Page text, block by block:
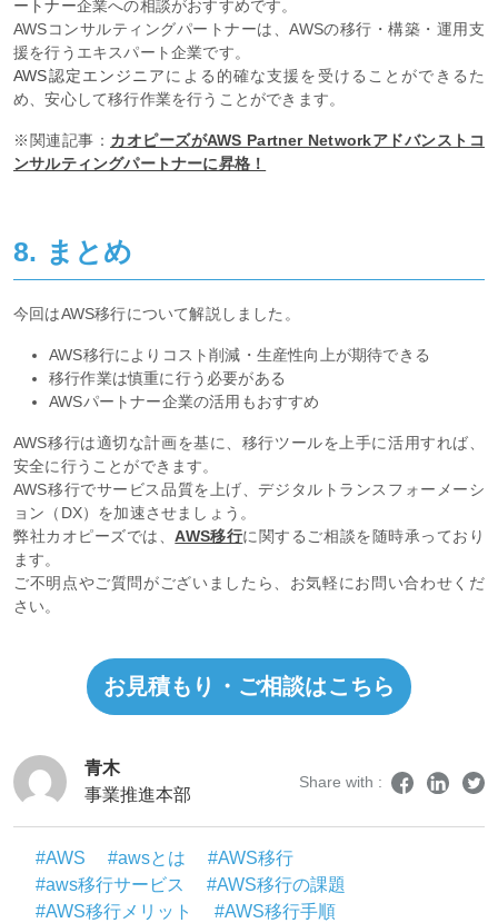
ートナー企業への相談がおすすめです。
AWSコンサルティングパートナーは、AWSの移行・構築・運用支
援を行うエキスパート企業です。
AWS認定エンジニアによる的確な支援を受けることができるた
め、安心して移行作業を行うことができます。
※関連記事： カオピーズがAWS Partner Networkアドバンストコ
ンサルティングパートナーに昇格！
8. まとめ
今回はAWS移行について解説しました。
AWS移行によりコスト削減・生産性向上が期待できる
移行作業は慎重に行う必要がある
AWSパートナー企業の活用もおすすめ
AWS移行は適切な計画を基に、移行ツールを上手に活用すれば、
安全に行うことができます。
AWS移行でサービス品質を上げ、デジタルトランスフォーメーシ
ョン（DX）を加速させましょう。
弊社カオピーズでは、AWS移行に関するご相談を随時承っており
ます。
ご不明点やご質問がございましたら、お気軽にお問い合わせくだ
さい。
お見積もり・ご相談はこちら
青木
事業推進本部
Share with :
#AWS #awsとは
#AWS移行
#aws移行サービス
#AWS移行の課題
#AWS移行メリット
#AWS移行手順